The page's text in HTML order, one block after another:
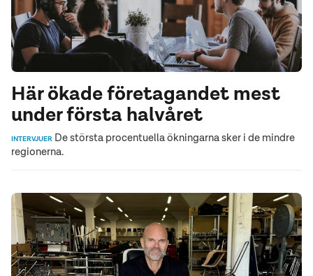
Här ökade företagandet mest
under första halvåret
INTERVJUER De största procentuella ökningarna sker i de mindre
regionerna.